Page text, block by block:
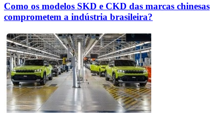
Como os modelos SKD e CKD das marcas chinesas
comprometem a indústria brasileira?